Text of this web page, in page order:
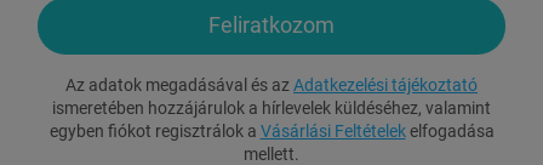
italkupon VAGY500 Ft értékű
Ingyenes parkolás
Ingyenes wifi internet elérhetőség a szálloda területén
Gyermekkedvezmények(szülőkkel egy szobában, helyszínen
Feliratkozom
Az adatok megadásával és az Adatkezelési tájékoztató
ismeretében hozzájárulok a hírlevelek küldéséhez, valamint
egyben fiókot regisztrálok a Vásárlási Feltételekelfogadása
mellett.